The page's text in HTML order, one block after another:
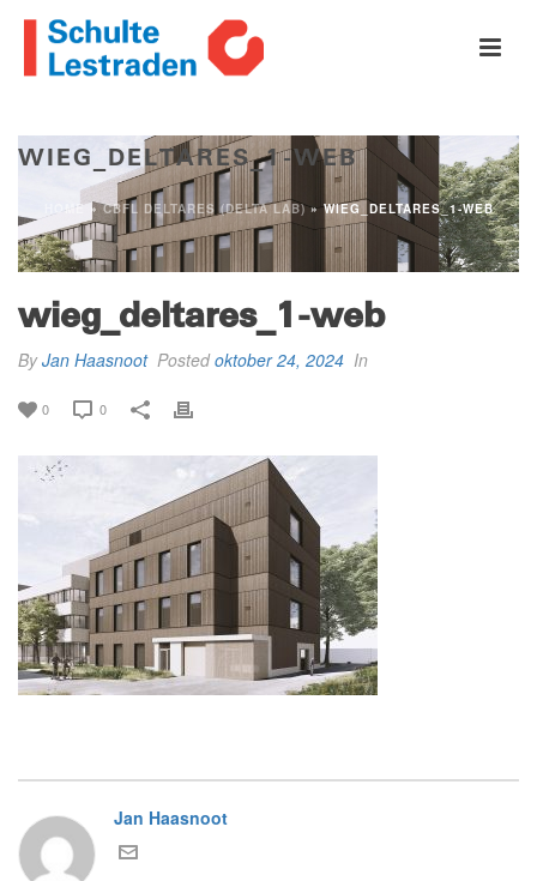
WIEG_DELTARES_1-WEB
HOME »CBFL DELTARES (DELTA LAB)»WIEG_DELTARES_1-WEB
wieg_deltares_1-web
ByJan Haasnoot Postedoktober 24, 2024 In
0 0
Jan Haasnoot